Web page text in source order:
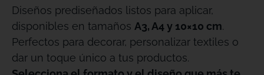
Diseños prediseñados listos para aplicar,
disponibles en tamaños A3, A4 y 10×10 cm.
Perfectos para decorar, personalizar textiles o
dar un toque único a tus productos.